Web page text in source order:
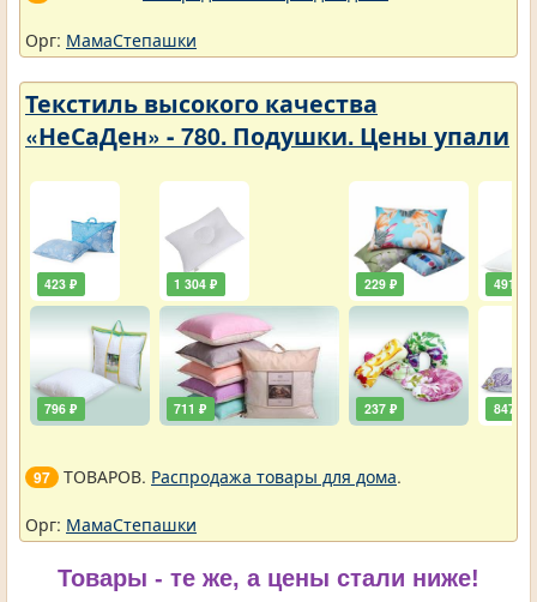
Орг: МамаСтепашки
Текстиль высокого качества
«НеСаДен» - 780. Подушки. Цены упали
423 ₽
796 ₽
1 304 ₽
711 ₽
229 ₽
237 ₽
491 ₽
847 ₽
97 ТОВАРОВ. Распродажа товары для дома.
Орг: МамаСтепашки
Товары - те же, а цены стали ниже!